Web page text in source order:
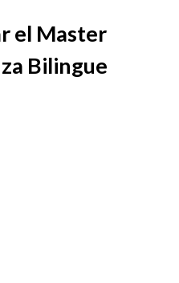
el Master
Bilingue